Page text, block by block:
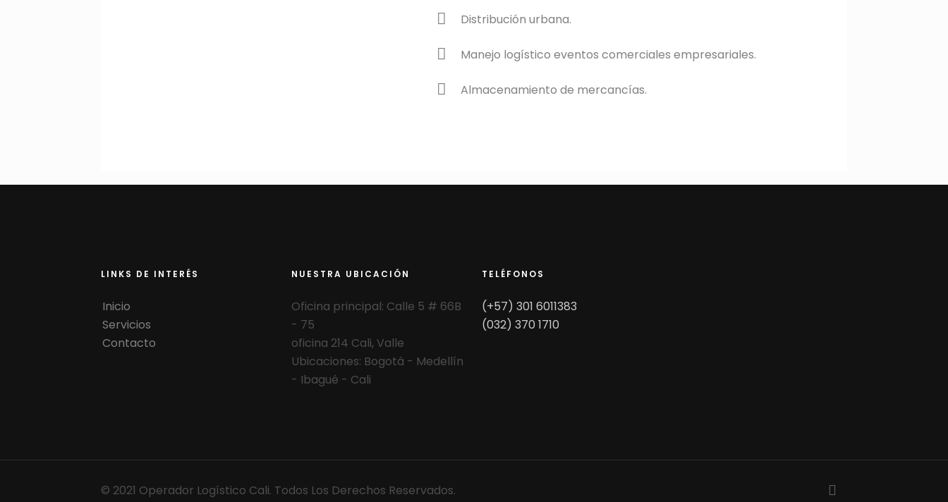
Distribución urbana.
Manejo logístico eventos comerciales empresariales.
Almacenamiento de mercancías.
LINKS DE INTERÉS
Inicio
Servicios
Contacto
NUESTRA UBICACIÓN
Oficina principal: Calle 5 # 66B
- 75
oficina 214 Cali, Valle
Ubicaciones: Bogotá - Medellín
- Ibagué - Cali
TELÉFONOS
(+57) 301 6011383
(032) 370 1710
© 2021 Operador Logístico Cali. Todos Los Derechos Reservados.